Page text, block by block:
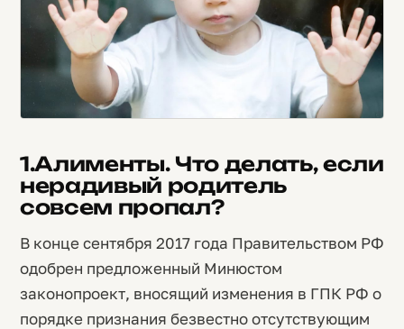
1.Алименты. Что делать, если
нерадивый родитель
совсем пропал?
В конце сентября 2017 года Правительством РФ
одобрен предложенный Минюстом
законопроект, вносящий изменения в ГПК РФ о
порядке признания безвестно отсутствующим